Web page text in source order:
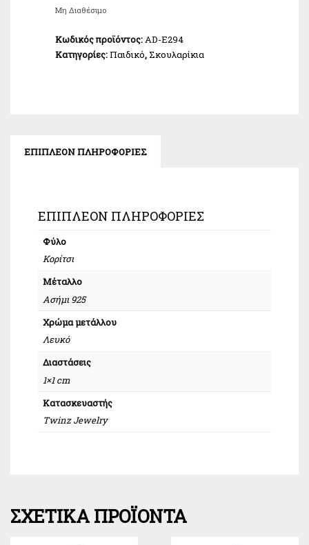
Μη Διαθέσιμο
Κωδικός προϊόντος:AD-E294
Κατηγορίες:Παιδικό, Σκουλαρίκια
ΕΠΙΠΛΈΟΝ ΠΛΗΡΟΦΟΡΊΕΣ
ΕΠΙΠΛΈΟΝ ΠΛΗΡΟΦΟΡΊΕΣ
Φύλο
Κορίτσι
Μέταλλο
Ασήμι 925
Χρώμα μετάλλου
Λευκό
Διαστάσεις
1×1 cm
Κατασκευαστής
Twinz Jewelry
ΣΧΕΤΙΚΆ ΠΡΟΪΌΝΤΑ